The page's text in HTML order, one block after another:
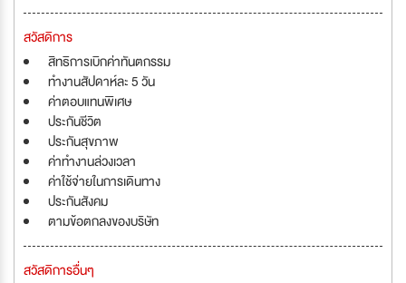
สวัสดิการ
สิทธิการเบิกค่าทันตกรรม
ทำงานสัปดาห์ละ 5 วัน
ค่าตอบแทนพิเศษ
ประกันชีวิต
ประกันสุขภาพ
ค่าทำงานล่วงเวลา
ค่าใช้จ่ายในการเดินทาง
ประกันสังคม
ตามข้อตกลงของบริษัท
สวัสดิการอื่นๆ